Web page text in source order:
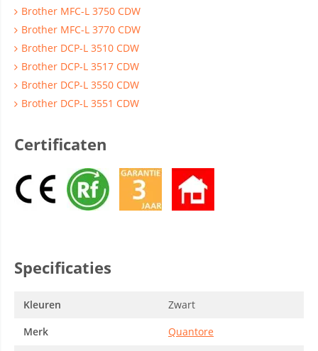
Brother MFC-L 3750 CDW
Brother MFC-L 3770 CDW
Brother DCP-L 3510 CDW
Brother DCP-L 3517 CDW
Brother DCP-L 3550 CDW
Brother DCP-L 3551 CDW
Certificaten
Specificaties
Kleuren
Zwart
Merk
Quantore